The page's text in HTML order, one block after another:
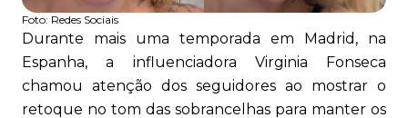
Foto: Redes Sociais
Durante mais uma temporada em Madrid, na
Espanha, a influenciadora Virginia Fonseca
chamou atenção dos seguidores ao mostrar o
retoque no tom das sobrancelhas para manter os